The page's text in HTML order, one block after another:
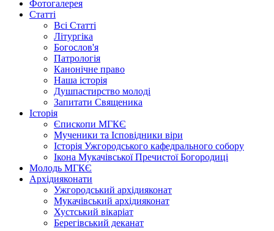
Фотогалерея
Статті
Всі Статті
Літургіка
Богослов'я
Патрологія
Канонічне право
Наша історія
Душпастирство молоді
Запитати Священика
Історія
Єпископи МГКЄ
Мученики та Ісповідники віри
Історія Ужгородського кафедрального собору
Ікона Мукачівської Пречистої Богородиці
Молодь МГКЄ
Архідияконати
Ужгородський архідияконат
Мукачівський архідияконат
Хустський вікаріат
Берегівський деканат